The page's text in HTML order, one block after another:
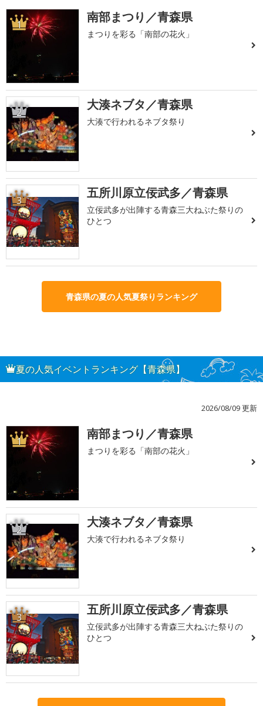
1 南部まつり／青森県
まつりを彩る「南部の花火」
2 大湊ネブタ／青森県
大湊で行われるネブタ祭り
3 五所川原立佞武多／青森県
立佞武多が出陣する青森三大ねぶた祭りの
ひとつ
青森県の夏の人気夏祭りランキング
夏の人気イベントランキング【青森県】
2026/08/09 更新
1 南部まつり／青森県
まつりを彩る「南部の花火」
2 大湊ネブタ／青森県
大湊で行われるネブタ祭り
3 五所川原立佞武多／青森県
立佞武多が出陣する青森三大ねぶた祭りの
ひとつ